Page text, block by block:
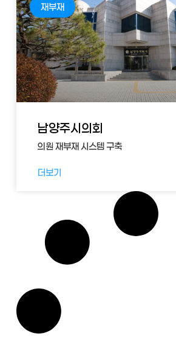
재부재
남양주시의회
의원 재부재 시스템 구축
더보기